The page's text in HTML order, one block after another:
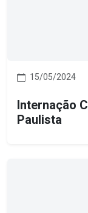
15/05/2024
Internação
Paulista